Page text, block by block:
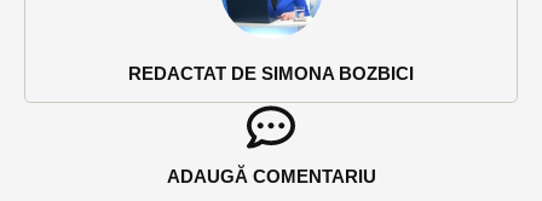
REDACTAT DE SIMONA BOZBICI
ADAUGĂ COMENTARIU